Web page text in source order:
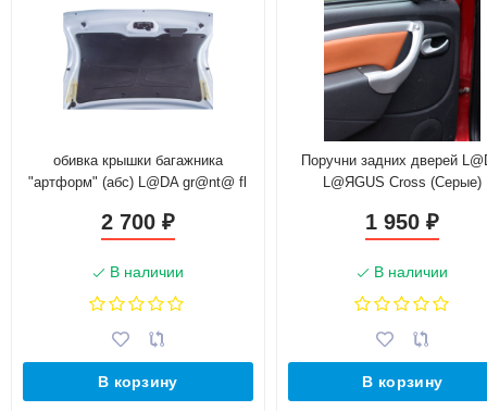
обивка крышки багажника
"артформ" (абс) L@DA gr@nt@ fl
2 700 ₽
В наличии
В корзину
Поручни задних дверей
L@ЯGUS Cross (Серые)
1 950₽
В наличии
В корзину